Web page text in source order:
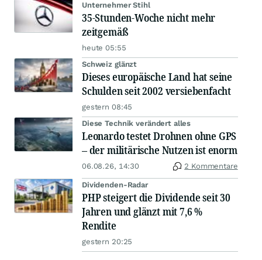
Unternehmer Stihl
35-Stunden-Woche nicht mehr
zeitgemäß
heute 05:55
Schweiz glänzt
Dieses europäische Land hat seine
Schulden seit 2002 versiebenfacht
gestern 08:45
Diese Technik verändert alles
Leonardo testet Drohnen ohne GPS
– der militärische Nutzen ist enorm
06.08.26, 14:30 2 Kommentare
Dividenden-Radar
PHP steigert die Dividende seit 30
Jahren und glänzt mit 7,6 %
Rendite
gestern 20:25